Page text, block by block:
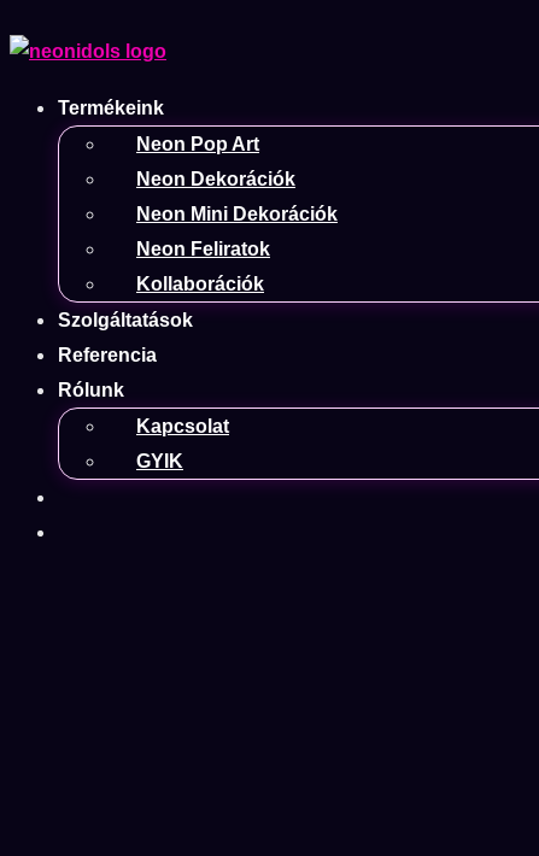
Termékeink
Neon Pop Art
Neon Dekorációk
Neon Mini Dekorációk
Neon Feliratok
Kollaborációk
Szolgáltatások
Referencia
Rólunk
Kapcsolat
GYIK